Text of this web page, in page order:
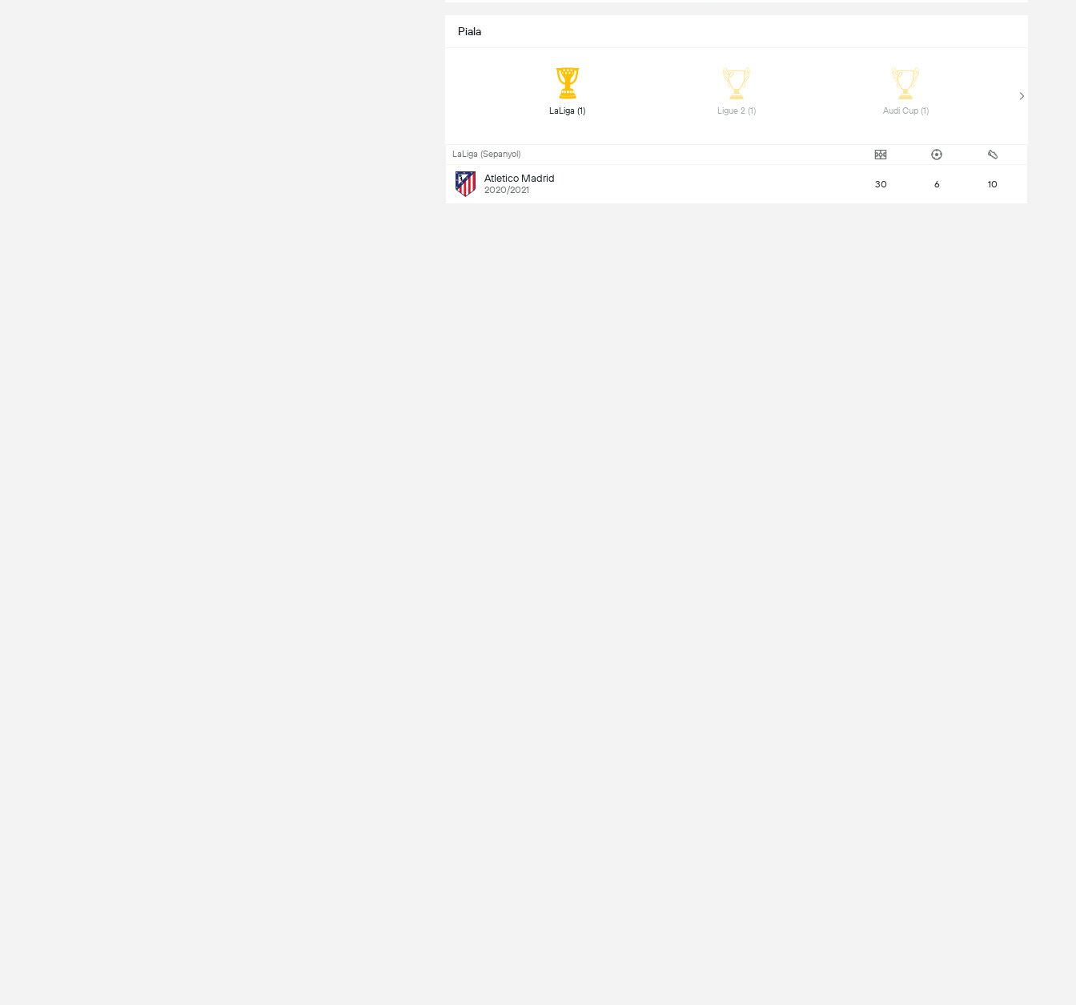
Piala
Ligue 2 (1) Audi Cup (1)
LaLiga (Sepanyol)
Atletico Madrid
2020/2021 30 6 10